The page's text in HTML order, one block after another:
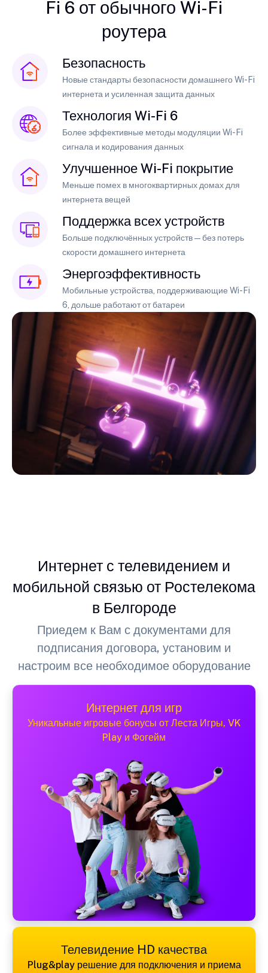
Fi 6 от обычного Wi-Fi
роутера
Безопасность
Новые стандарты безопасности домашнего Wi-Fi
интернета и усиленная защита данных
Технология Wi-Fi 6
Более эффективные методы модуляции Wi-Fi
сигнала и кодирования данных
Улучшенное Wi-Fi покрытие
Меньше помех в многоквартирных домах для
интернета вещей
Поддержка всех устройств
Больше подключённых устройств — без потерь
скорости домашнего интернета
Энергоэффективность
Мобильные устройства, поддерживающие Wi-Fi
6, дольше работают от батареи
Интернет с телевидением и
мобильной связью от Ростелекома
в Белгороде
Приедем к Вам с документами для
подписания договора, установим и
настроим все необходимое оборудование
Интернет для игр
Уникальные игровые бонусы от Леста Игры, VK
Play и Фогейм
Телевидение HD качества
Plug&play решение для подключения и приема